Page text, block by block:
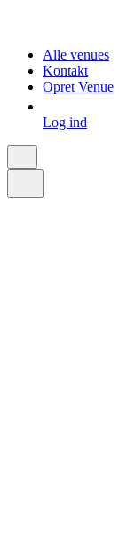
Alle venues
Kontakt
Opret Venue
Log ind